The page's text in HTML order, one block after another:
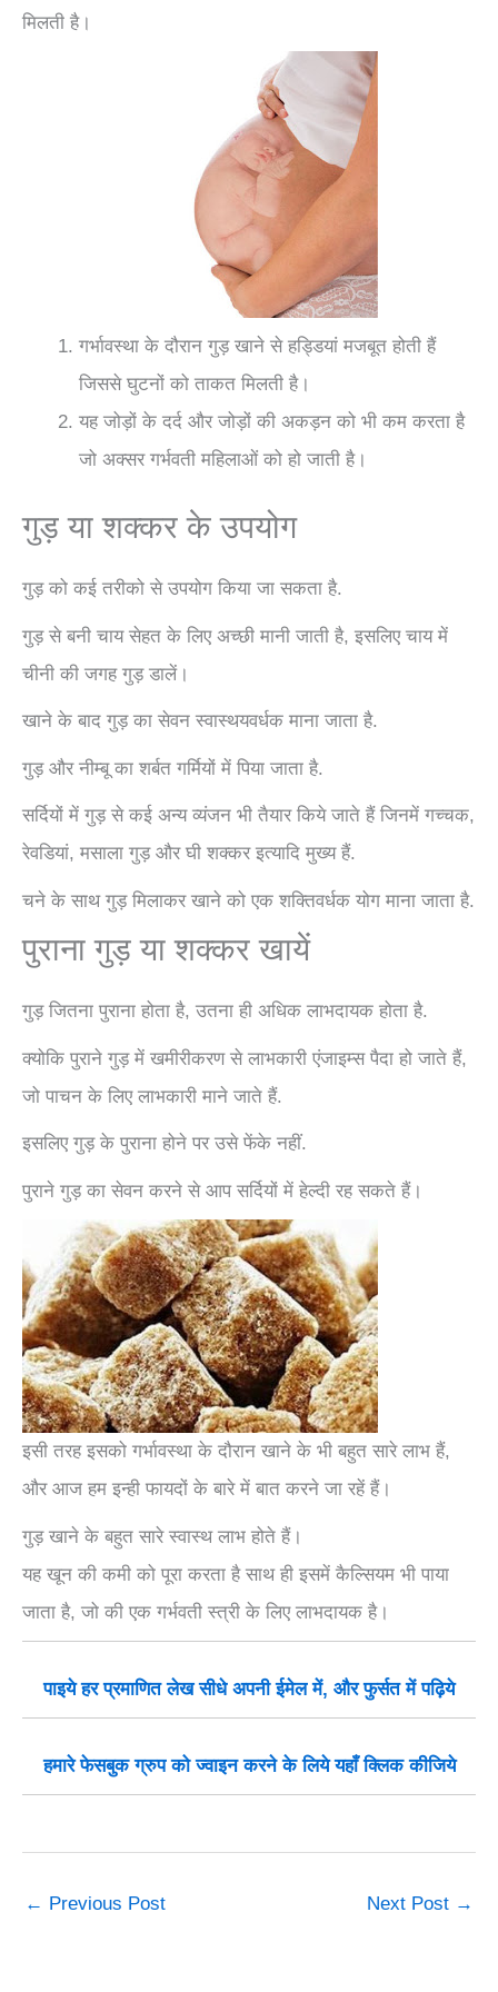
मिलती है।
गर्भावस्था के दौरान गुड़ खाने से हड्डियां मजबूत होती हैं
जिससे घुटनों को ताकत मिलती है।
यह जोड़ों के दर्द और जोड़ों की अकड़न को भी कम करता है
जो अक्सर गर्भवती महिलाओं को हो जाती है।
गुड़ या शक्कर के उपयोग
गुड़ को कई तरीको से उपयोग किया जा सकता है.
गुड़ से बनी चाय सेहत के लिए अच्छी मानी जाती है, इसलिए चाय में
चीनी की जगह गुड़ डालें।
खाने के बाद गुड़ का सेवन स्वास्थयवर्धक माना जाता है.
गुड़ और नीम्बू का शर्बत गर्मियों में पिया जाता है.
सर्दियों में गुड़ से कई अन्य व्यंजन भी तैयार किये जाते हैं जिनमें गच्चक,
रेवडियां, मसाला गुड़ और घी शक्कर इत्यादि मुख्य हैं.
चने के साथ गुड़ मिलाकर खाने को एक शक्तिवर्धक योग माना जाता है.
पुराना गुड़ या शक्कर खायें
गुड़ जितना पुराना होता है, उतना ही अधिक लाभदायक होता है.
क्योकि पुराने गुड़ में खमीरीकरण से लाभकारी एंजाइम्स पैदा हो जाते हैं,
जो पाचन के लिए लाभकारी माने जाते हैं.
इसलिए गुड़ के पुराना होने पर उसे फेंके नहीं.
पुराने गुड़ का सेवन करने से आप सर्दियों में हेल्दी रह सकते हैं।
इसी तरह इसको गर्भावस्था के दौरान खाने के भी बहुत सारे लाभ हैं,
और आज हम इन्ही फायदों के बारे में बात करने जा रहें हैं।
गुड़ खाने के बहुत सारे स्वास्थ लाभ होते हैं।
यह खून की कमी को पूरा करता है साथ ही इसमें कैल्सियम भी पाया
जाता है, जो की एक गर्भवती स्त्री के लिए लाभदायक है।
पाइये हर प्रमाणित लेख सीधे अपनी ईमेल में, और फुर्सत में पढ़िये
हमारे फेसबुक ग्रुप को ज्वाइन करने के लिये यहाँ क्लिक कीजिये
← Previous Post Next Post →